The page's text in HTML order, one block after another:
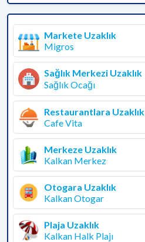
Markete Uzaklık
Migros
Sağlık Merkezi Uzaklık
Sağlık Ocağı
Restaurantlara Uzaklık
Cafe Vita
Merkeze Uzaklık
Kalkan Merkez
Otogara Uzaklık
Kalkan Otogar
Plaja Uzaklık
Kalkan Halk Plajı